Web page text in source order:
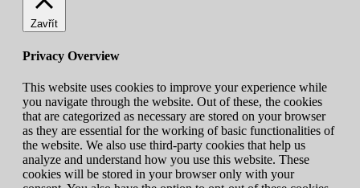
Zavřít
Privacy Overview
This website uses cookies to improve your experience while
you navigate through the website. Out of these, the cookies
that are categorized as necessary are stored on your browser
as they are essential for the working of basic functionalities of
the website. We also use third-party cookies that help us
analyze and understand how you use this website. These
cookies will be stored in your browser only with your